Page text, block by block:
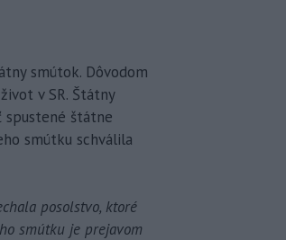
smútok. Dôvodom
v SR. Štátny
spustené štátne
smútku schválila
posolstvo, ktoré
smútku je prejavom